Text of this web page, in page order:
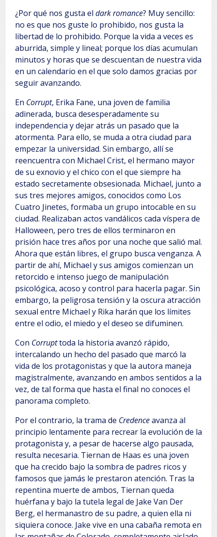
¿Por qué nos gusta el dark romance? Muy sencillo:
no es que nos guste lo prohibido, nos gusta la
libertad de lo prohibido. Porque la vida a veces es
aburrida, simple y lineal; porque los días acumulan
minutos y horas que se descuentan de nuestra vida
en un calendario en el que solo damos gracias por
seguir avanzando.
En Corrupt, Erika Fane, una joven de familia
adinerada, busca desesperadamente su
independencia y dejar atrás un pasado que la
atormenta. Para ello, se muda a otra ciudad para
empezar la universidad. Sin embargo, allí se
reencuentra con Michael Crist, el hermano mayor
de su exnovio y el chico con el que siempre ha
estado secretamente obsesionada. Michael, junto a
sus tres mejores amigos, conocidos como Los
Cuatro Jinetes, formaba un grupo intocable en su
ciudad. Realizaban actos vandálicos cada víspera de
Halloween, pero tres de ellos terminaron en
prisión hace tres años por una noche que salió mal.
Ahora que están libres, el grupo busca venganza. A
partir de ahí, Michael y sus amigos comienzan un
retorcido e intenso juego de manipulación
psicológica, acoso y control para hacerla pagar. Sin
embargo, la peligrosa tensión y la oscura atracción
sexual entre Michael y Rika harán que los límites
entre el odio, el miedo y el deseo se difuminen.
Con Corrupttoda la historia avanzó rápido,
intercalando un hecho del pasado que marcó la
vida de los protagonistas y que la autora maneja
magistralmente, avanzando en ambos sentidos a la
vez, de tal forma que hasta el final no conoces el
panorama completo.
Por el contrario, la trama de Credenceavanza al
principio lentamente para recrear la evolución de la
protagonista y, a pesar de hacerse algo pausada,
resulta necesaria. Tiernan de Haas es una joven
que ha crecido bajo la sombra de padres ricos y
famosos que jamás le prestaron atención. Tras la
repentina muerte de ambos, Tiernan queda
huérfana y bajo la tutela legal de Jake Van Der
Berg, el hermanastro de su padre, a quien ella ni
siquiera conoce. Jake vive en una cabaña remota en